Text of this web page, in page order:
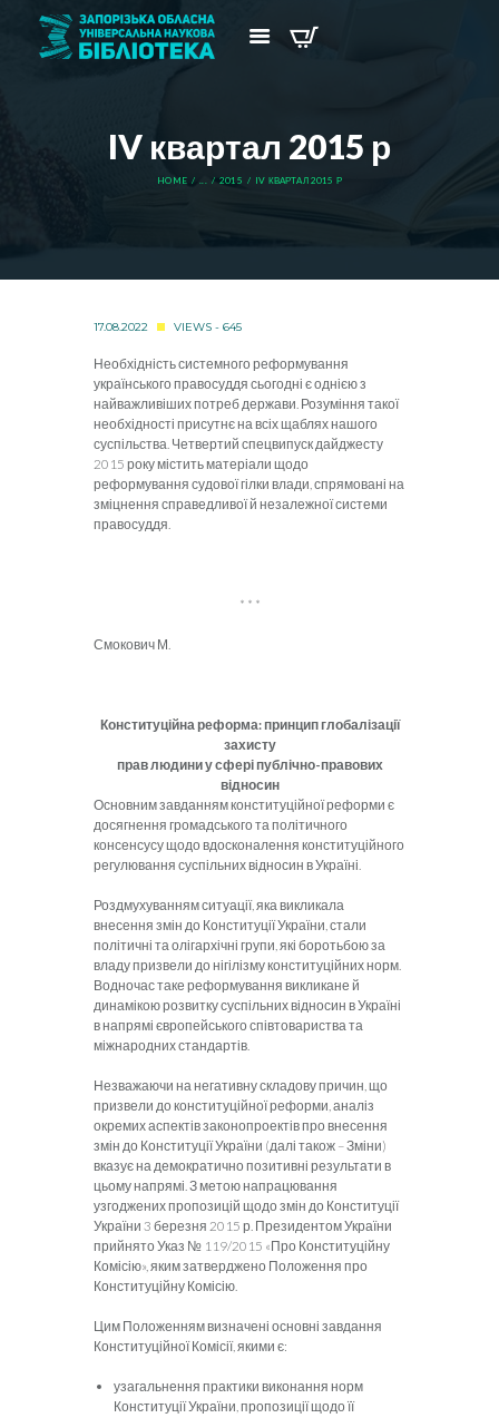
IV квартал 2015 р
HOME ... 2015 IV КВАРТАЛ 2015 Р
17.08.2022 VIEWS - 645
Необхідність системного реформування
українського правосуддя сьогодні є однією з
найважливіших потреб держави. Розуміння такої
необхідності присутнє на всіх щаблях нашого
суспільства. Четвертий спецвипуск дайджесту
2015 року містить матеріали щодо
реформування судової гілки влади, спрямовані на
зміцнення справедливої й незалежної системи
правосуддя.
* * *
Смокович М.
Конституційна реформа: принцип глобалізації
захисту
прав людини у сфері публічно-правових
відносин
Основним завданням конституційної реформи є
досягнення громадського та політичного
консенсусу щодо вдосконалення конституційного
регулювання суспільних відносин в Україні.
Роздмухуванням ситуації, яка викликала
внесення змін до Конституції України, стали
політичні та олігархічні групи, які боротьбою за
владу призвели до нігілізму конституційних норм.
Водночас таке реформування викликане й
динамікою розвитку суспільних відносин в Україні
в напрямі європейського співтовариства та
міжнародних стандартів.
Незважаючи на негативну складову причин, що
призвели до конституційної реформи, аналіз
окремих аспектів законопроектів про внесення
змін до Конституції України (далі також – Зміни)
вказує на демократично позитивні результати в
цьому напрямі. З метою напрацювання
узгоджених пропозицій щодо змін до Конституції
України 3 березня 2015 р. Президентом України
прийнято Указ № 119/2015 «Про Конституційну
Комісію», яким затверджено Положення про
Конституційну Комісію.
Цим Положенням визначені основні завдання
Конституційної Комісії, якими є:
узагальнення практики виконання норм
Конституції України, пропозиції щодо її